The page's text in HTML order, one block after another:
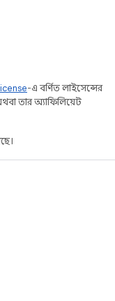
-এ বর্ণিত লাইসেন্সের
তার অ্যাফিলিয়েট